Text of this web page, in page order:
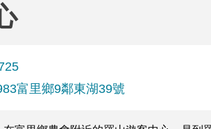
富里鄉9鄰東湖39號